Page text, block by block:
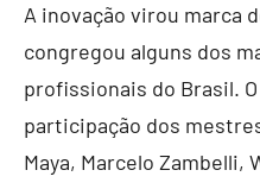
A inovação virou marca
congregou alguns dos
profissionais do Brasil.
participação dos
Maya, Marcelo Zambelli,